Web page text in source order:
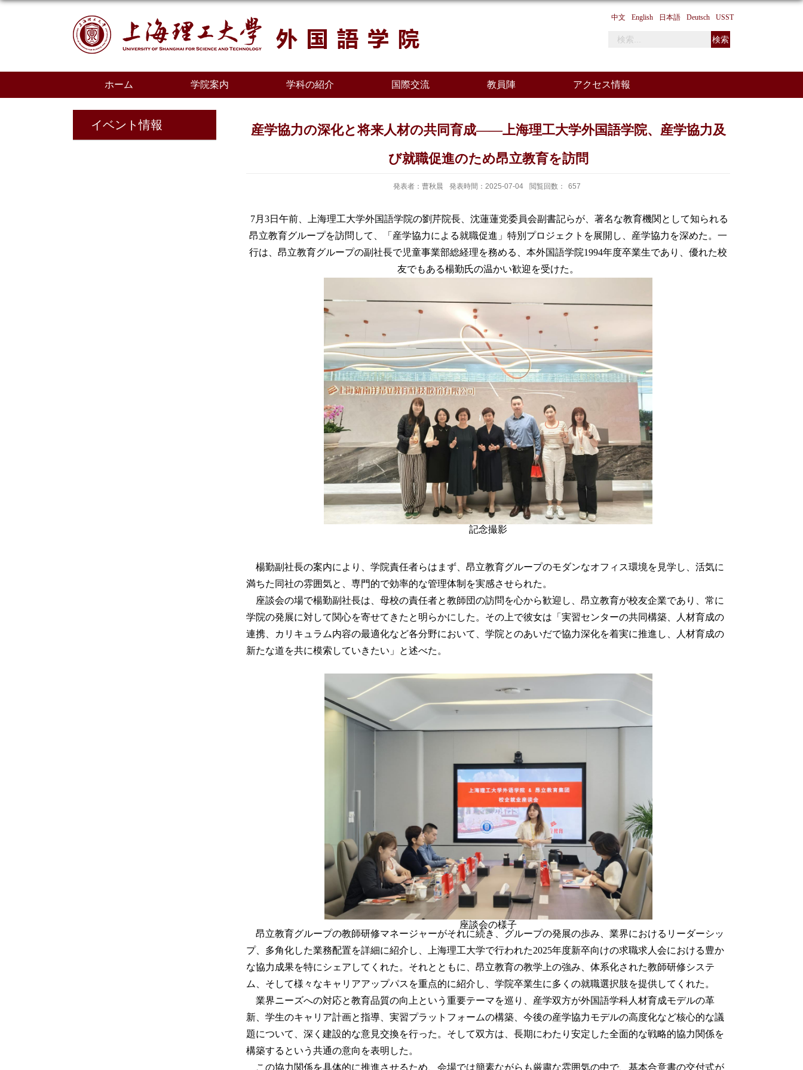
中文 English 日本語 Deutsch USST
ホーム 学院案内 学科の紹介 国際交流 教員陣 アクセス情報
イベント情報
産学協力の深化と将来人材の共同育成——上海理工大学外国語学院、産学協力及
び就職促進のため昂立教育を訪問
発表者：曹秋晨 発表時間：2025-07-04 閲覧回数： 657
7月 3日午前、上海理工大学外国語学院の劉芹院長、沈蓮蓮党委員会副書記らが、著名な教育機関として知られる
昂立教育グループを訪問して、「産学協力による就職促進」特別プロジェクトを展開し、産学協力を深めた。一
行は、昂立教育グループの副社長で児童事業部総経理を務める、本外国語学院1994年度卒業生であり、優れた校
友でもある楊勤氏の温かい歓迎を受けた。
記念撮影
楊勤副社長の案内により、学院責任者らはまず、昂立教育グループのモダンなオフィス環境を見学し、活気に
満ちた同社の雰囲気と、専門的で効率的な管理体制を実感させられた。
座談会の場で楊勤副社長は、母校の責任者と教師団の訪問を心から歓迎し、昂立教育が校友企業であり、常に
学院の発展に対して関心を寄せてきたと明らかにした。その上で彼女は「実習センターの共同構築、人材育成の
連携、カリキュラム内容の最適化など各分野において、学院とのあいだで協力深化を着実に推進し、人材育成の
新たな道を共に模索していきたい」と述べた。
座談会の様子
昂立教育グループの教師研修マネージャーがそれに続き、グループの発展の歩み、業界におけるリーダーシッ
プ、多角化した業務配置を詳細に紹介し、上海理工大学で行われた2025年度新卒向けの求職求人会における豊か
な協力成果を特にシェアしてくれた。それとともに、昂立教育の教学上の強み、体系化された教師研修システ
ム、そして様々なキャリアアップパスを重点的に紹介し、学院卒業生に多くの就職選択肢を提供してくれた。
業界ニーズへの対応と教育品質の向上という重要テーマを巡り、産学双方が外国語学科人材育成モデルの革
新、学生のキャリア計画と指導、実習プラットフォームの構築、今後の産学協力モデルの高度化など核心的な議
題について、深く建設的な意見交換を行った。そして双方は、長期にわたり安定した全面的な戦略的協力関係を
構築するという共通の意向を表明した。
この協力関係を具体的に推進させるため、会場では簡素ながらも厳粛な雰囲気の中で、基本合意書の交付式が